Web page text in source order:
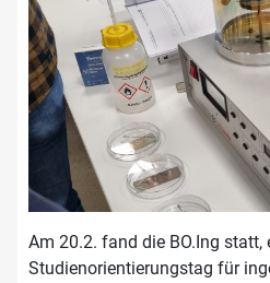
Am 20.2. fand die BO.Ing statt,
Studienorientierungstag für